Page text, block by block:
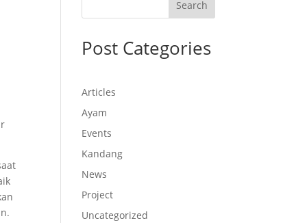
Search
Post Categories
Articles
Ayam
Events
Kandang
News
Project
Uncategorized